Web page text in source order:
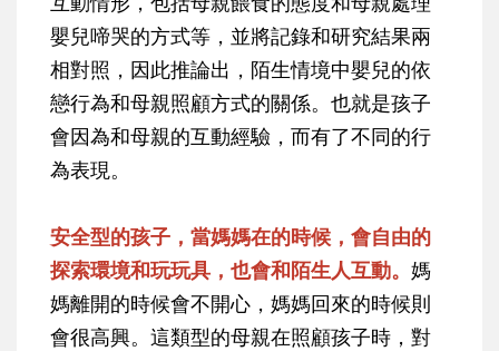
嬰兒啼哭的方式等，並將記錄和研究結果兩
相對照，因此推論出，陌生情境中嬰兒的依
戀行為和母親照顧方式的關係。也就是孩子
會因為和母親的互動經驗，而有了不同的行
為表現。
安全型的孩子，當媽媽在的時候，會自由的
探索環境和玩玩具，也會和陌生人互動。 媽
媽離開的時候會不開心，媽媽回來的時候則
會很高興。這類型的母親在照顧孩子時，對